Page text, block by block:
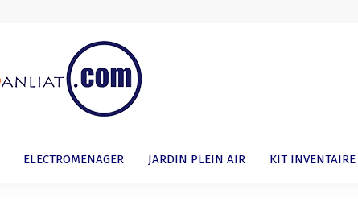
ELECTROMENAGER JARDIN PLEIN AIR KIT INVENTAIRE